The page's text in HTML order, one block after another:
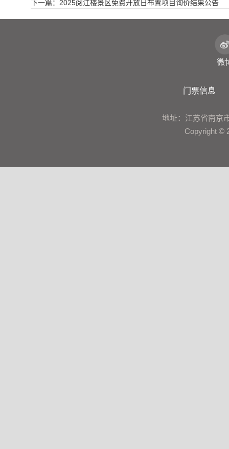
下一篇：2025阅江楼景区免费开放日布置项目询价结果公告
微
门票信息
地址：江苏省南京
Copyright ©